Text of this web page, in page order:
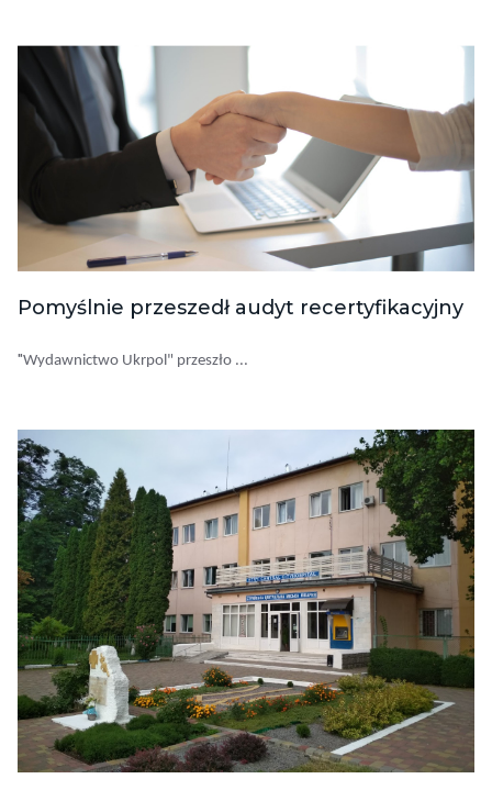
Pomyślnie przeszedł audyt recertyfikacyjny
"Wydawnictwo Ukrpol" przeszło ...